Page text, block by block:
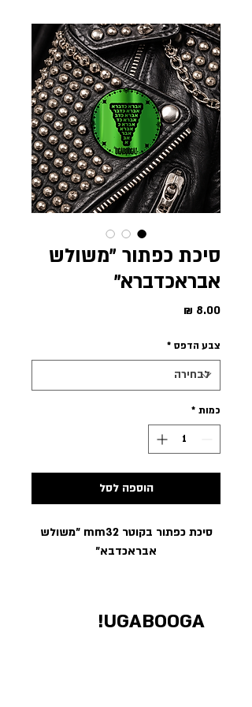
סיכת כפתור ״משולש
אבראכדברא״
צבע הדפס *
כמות *
הוספה לסל
סיכת כפתור בקוטר mm32 ״משולש
אבראכדבא״
UGABOOGA!